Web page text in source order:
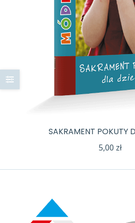
SAKRAMENT POKUTY
5,00 zł